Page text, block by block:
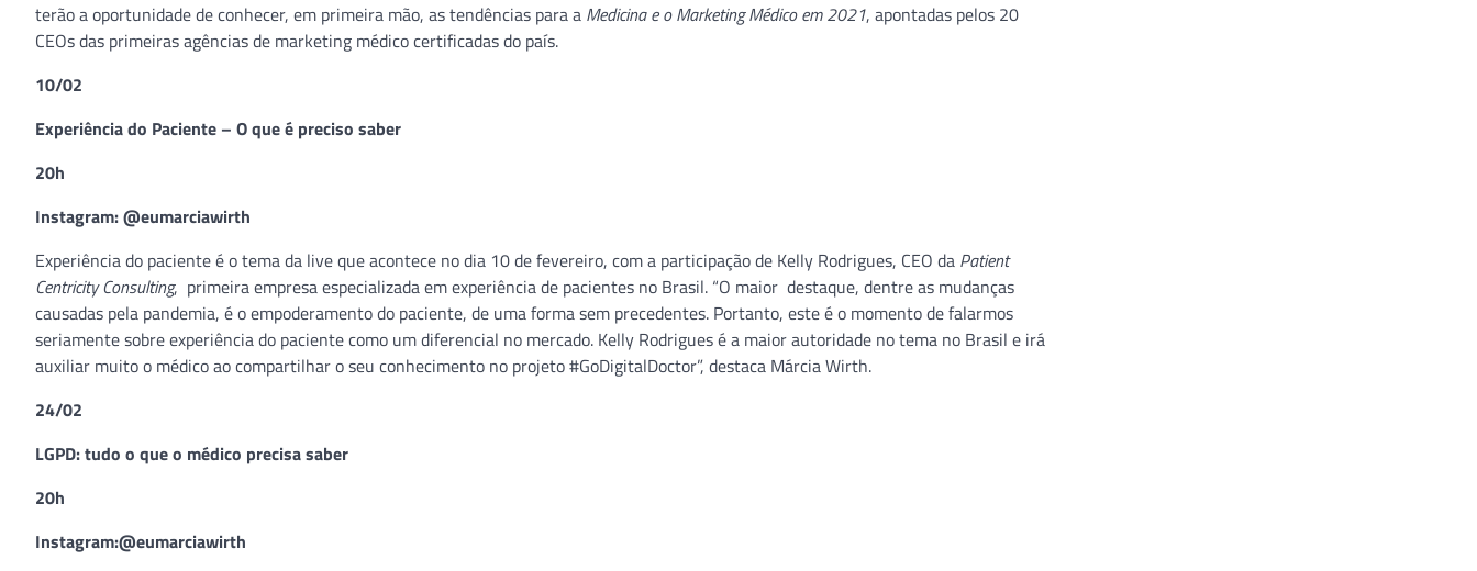
terão a oportunidade de conhecer, em primeira mão, as tendências para a Medicina e o Marketing Médico em 2021, apontadas pelos 20
CEOs das primeiras agências de marketing médico certificadas do país.
10/02
Experiência do Paciente – O que é preciso saber
20h
Instagram: @eumarciawirth
Experiência do paciente é o tema da live que acontece no dia 10 de fevereiro, com a participação de Kelly Rodrigues, CEO da Patient
Centricity Consulting, primeira empresa especializada em experiência de pacientes no Brasil. “O maior destaque, dentre as mudanças
causadas pela pandemia, é o empoderamento do paciente, de uma forma sem precedentes. Portanto, este é o momento de falarmos
seriamente sobre experiência do paciente como um diferencial no mercado. Kelly Rodrigues é a maior autoridade no tema no Brasil e irá
auxiliar muito o médico ao compartilhar o seu conhecimento no projeto #GoDigitalDoctor”, destaca Márcia Wirth.
24/02
LGPD: tudo o que o médico precisa saber
20h
Instagram:@eumarciawirth